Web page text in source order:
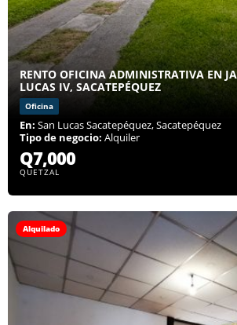
RENTO OFICINA ADMINISTRATIVA EN
LUCAS IV, SACATEPÉQUEZ
Oficina
En: San Lucas Sacatepéquez, Sacatepéquez
Tipo de negocio: Alquiler
Q7,000
QUETZAL
Alquilado